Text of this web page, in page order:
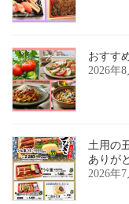
おすす
2026年
土用の
ありが
2026年